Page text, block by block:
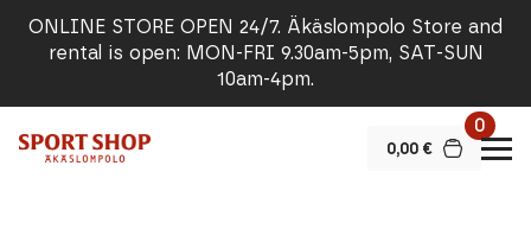
ONLINE STORE OPEN 24/7. Äkäslompolo Store and
rental is open: MON-FRI 9.30am-5pm, SAT-SUN
10am-4pm.
0,00 €
0